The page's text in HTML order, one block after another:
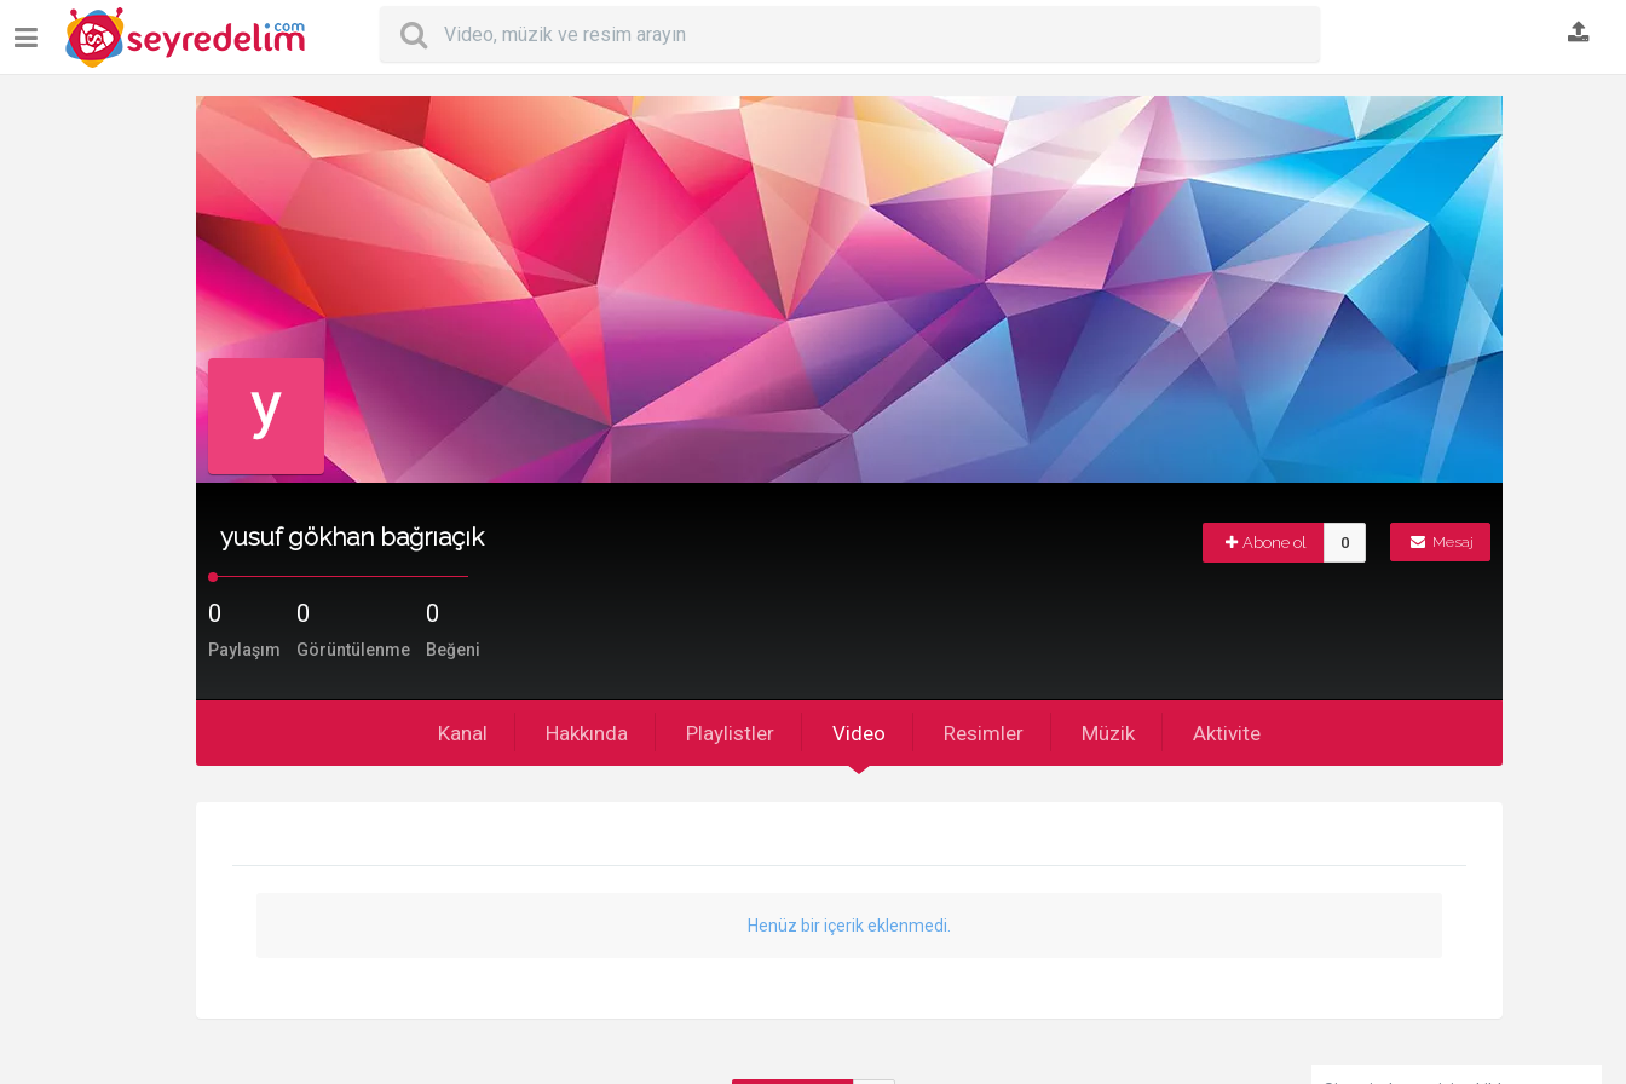
yusuf gökhan bağrıaçık Mesaj
Abone ol 0
0
Paylaşım
0
Görüntülenme
0
Beğeni
Kanal Hakkında Playlistler Video Resimler Müzik Aktivite
Henüz bir içerik eklenmedi.